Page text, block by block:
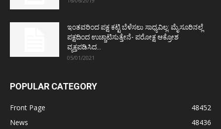
ಇಂತವರಿಂದ ಪಕ್ಷ ಕಟ್ಟಿ ಬೆಳೆಸಲು ಸಾಧ್ಯವಿಲ್ಲ: ಮೈಸೂರಿನಲ್ಲೆ
ಪಕ್ಷದಿಂದ ಉಚ್ಚಾಟಿಸುತ್ತೇನೆ- ಪರೋಕ್ಷ ಆಕ್ರೋಶ
ವ್ಯಕ್ತಪಡಿಸಿದ...
05/01/2021
POPULAR CATEGORY
Front Page
48452
News
48436